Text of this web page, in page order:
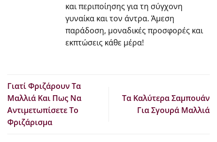
και περιποίησης για τη σύγχονη
γυναίκα και τον άντρα. Άμεση
παράδοση, μοναδικές προσφορές και
εκπτώσεις κάθε μέρα!
Γιατί Φριζάρουν Τα
Μαλλιά Και Πως Να
Αντιμετωπίσετε Το
Φριζάρισμα
Τα Καλύτερα Σαμπουάν
Για Σγουρά Μαλλιά